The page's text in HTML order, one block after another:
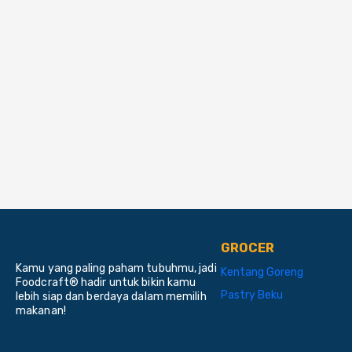
Kamu yang paling paham tubuhmu, jadi
Foodcraft® hadir untuk bikin kamu
lebih siap dan berdaya dalam memilih
makanan!
GROCER
Kentang Goreng
Pastry Beku